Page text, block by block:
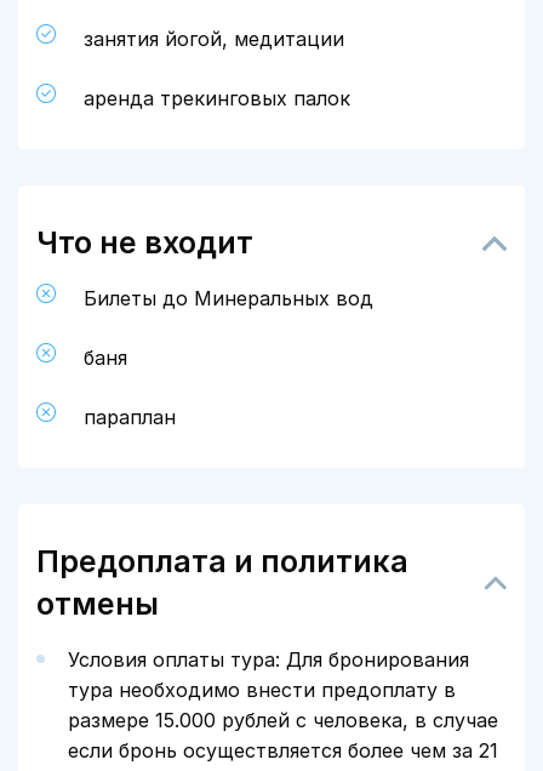
занятия йогой, медитации
аренда трекинговых палок
Что не входит
Билеты до Минеральных вод
баня
параплан
Предоплата и политика
отмены
Условия оплаты тура: Для бронирования
тура необходимо внести предоплату в
размере 15.000 рублей с человека, в случае
если бронь осуществляется более чем за 21